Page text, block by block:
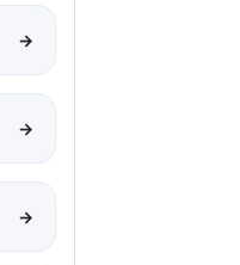
→
→
→